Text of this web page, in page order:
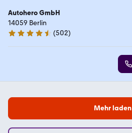
Autohero GmbH
14059 Berlin
4.5 Sterne
(502)
Mehr laden